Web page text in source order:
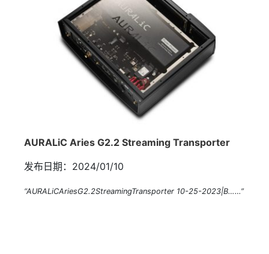
AURALiC Aries G2.2 Streaming Transporter
发布日期：2024/01/10
“AURALiCAriesG2.2StreamingTransporter 10-25-2023|B……”